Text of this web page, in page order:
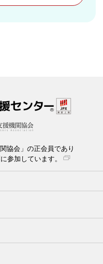
協会」の正会員であり
参加しています。